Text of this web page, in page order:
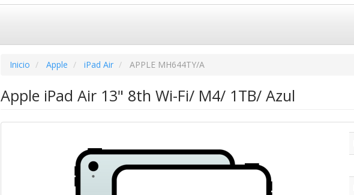
Inicio Apple iPad Air APPLE MH644TY/A
Apple iPad Air 13" 8th Wi-Fi/ M4/ 1TB/ Azul